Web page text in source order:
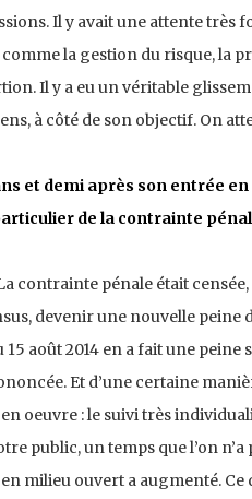
Il y avait une attente très
comme la gestion du risque, la
Il y a eu un véritable
à côté de son objectif. On
et demi après son entrée
de la contrainte
contrainte pénale était
devenir une nouvelle peine
15 août 2014 en a fait une
Et d’une certaine
oeuvre : le suivi très
public, un temps que l’on
milieu ouvert a augmenté. Ce